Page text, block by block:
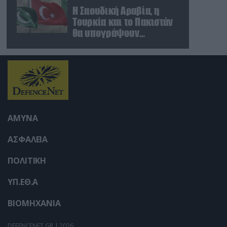
Η Σαουδική Αραβία, η
Τουρκία και το Πακιστάν
θα υπογράψουν
άμυνας
ΑΜΥΝΑ
ΑΣΦΑΛΕΙΑ
ΠΟΛΙΤΙΚΗ
ΥΠ.ΕΘ.Α
ΒΙΟΜΗΧΑΝΙΑ